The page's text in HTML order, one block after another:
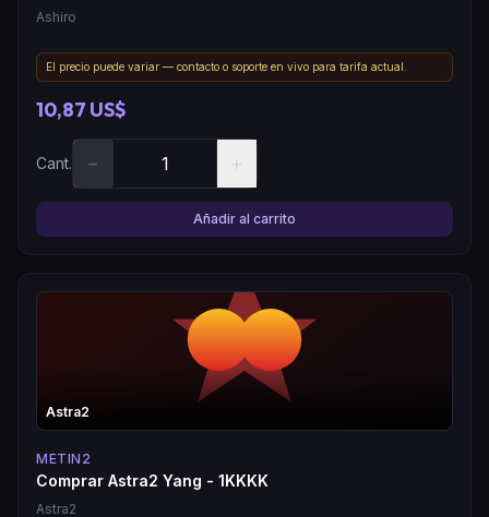
Ashiro
El precio puede variar — contacto o soporte en vivo para tarifa actual.
10,87 US$
Cant. − +
Añadir al carrito
Astra2
METIN2
Comprar Astra2 Yang - 1KKKK
Astra2